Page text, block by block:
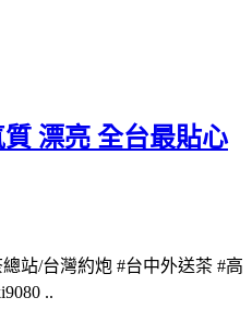
漂亮 全台最貼心
站/台灣約炮 #台中外送茶 #高
..